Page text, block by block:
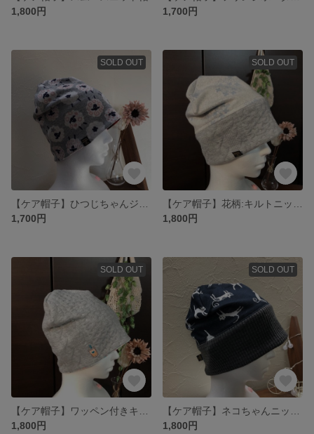
1,800円
1,700円
SOLD OUT
1,700円
SOLD OUT
1,800円
SOLD OUT
1,800円
SOLD OUT
1,800円